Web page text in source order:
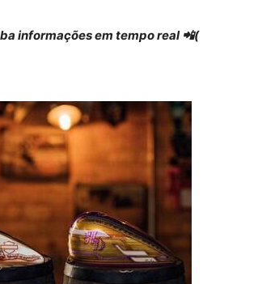
informações em tempo real 📲(